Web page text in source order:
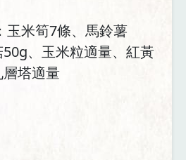
玉米筍7條、馬鈴薯
、玉米粒適量、紅黃
塔適量